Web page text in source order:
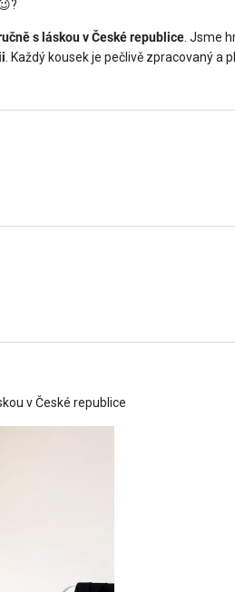
s láskou v České republice. Jsme
. Každý kousek je pečlivě zpracovaný a
v České republice